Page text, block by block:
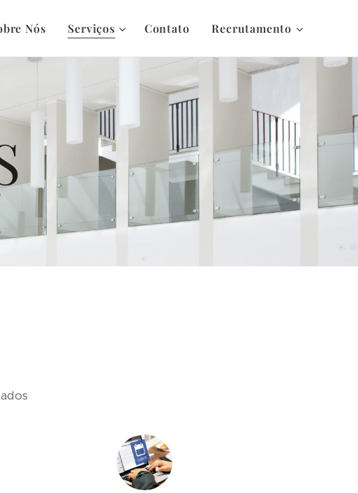
Nós Serviços Contato Recrutamento